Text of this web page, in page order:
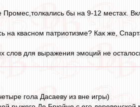
бы на 9-12 местах.
на квасном патриотизме? Как же,
слов для выражения эмоций не
гола Дасаеву из вне игры)